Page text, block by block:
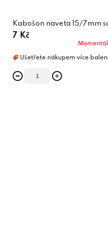
Kabošon naveta 15/7mm
7 Kč